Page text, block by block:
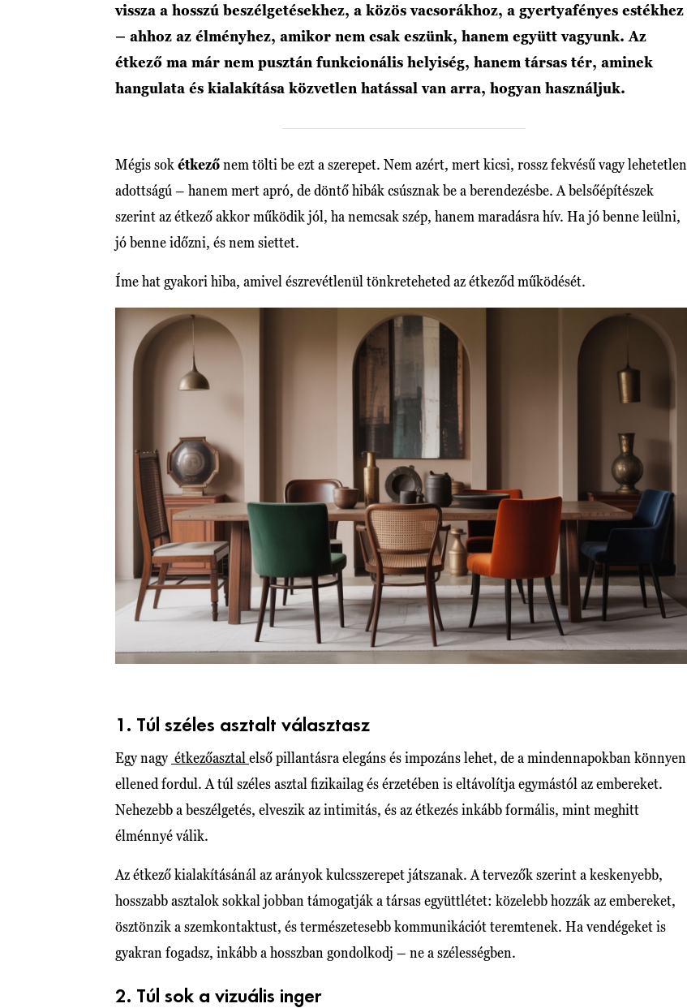
vissza a hosszú beszélgetésekhez, a közös vacsorákhoz, a gyertyafényes estékhez
– ahhoz az élményhez, amikor nem csak eszünk, hanem együtt vagyunk. Az
étkező ma már nem pusztán funkcionális helyiség, hanem társas tér, aminek
hangulata és kialakítása közvetlen hatással van arra, hogyan használjuk.
Mégis sokétkezőnem tölti be ezt a szerepet. Nem azért, mert kicsi, rossz fekvésű vagy lehetetlen
adottságú – hanem mert apró, de döntő hibák csúsznak be a berendezésbe. A belsőépítészek
szerint az étkező akkor működik jól, ha nemcsak szép, hanem maradásra hív. Ha jó benne leülni,
jó benne időzni, és nem siettet.
Íme hat gyakori hiba, amivel észrevétlenül tönkreteheted az étkeződ működését.
1. Túl széles asztalt választasz
Egy nagy étkezőasztal első pillantásra elegáns és impozáns lehet, de a mindennapokban könnyen
ellened fordul. A túl széles asztal fizikailag és érzetében is eltávolítja egymástól az embereket.
Nehezebb a beszélgetés, elveszik az intimitás, és az étkezés inkább formális, mint meghitt
élménnyé válik.
Az étkező kialakításánál az arányok kulcsszerepet játszanak. A tervezők szerint a keskenyebb,
hosszabb asztalok sokkal jobban támogatják a társas együttlétet: közelebb hozzák az embereket,
ösztönzik a szemkontaktust, és természetesebb kommunikációt teremtenek. Ha vendégeket is
gyakran fogadsz, inkább a hosszban gondolkodj – ne a szélességben.
2. Túl sok a vizuális inger